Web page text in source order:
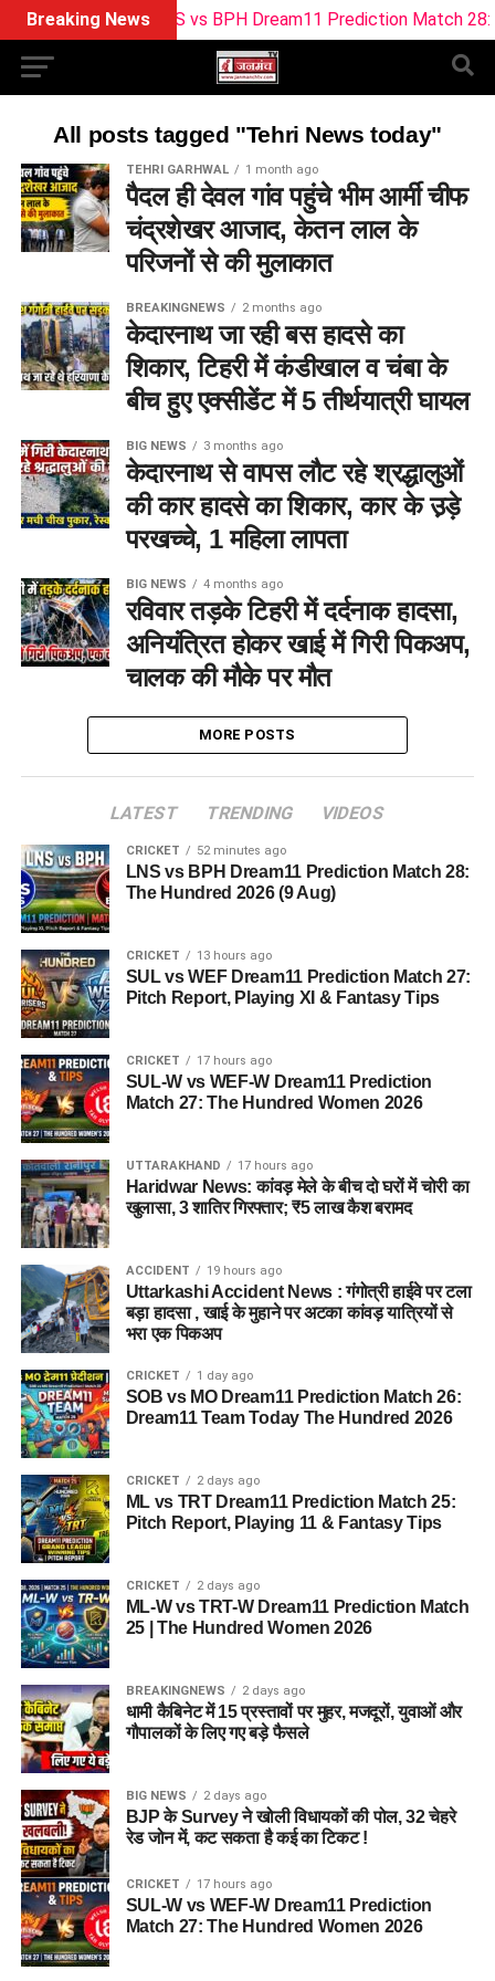
Breaking NewsLNS vs BPH Dream11 Prediction Match 28:
All posts tagged "Tehri News today"
TEHRI GARHWAL 1 month ago
पैदल ही देवल गांव पहुंचे भीम आर्मी चीफ
चंद्रशेखर आजाद, केतन लाल के
परिजनों से की मुलाकात
BREAKINGNEWS 2 months ago
केदारनाथ जा रही बस हादसे का
शिकार, टिहरी में कंडीखाल व चंबा के
बीच हुए एक्सीडेंट में 5 तीर्थयात्री घायल
BIG NEWS 3 months ago
केदारनाथ से वापस लौट रहे श्रद्धालुओं
की कार हादसे का शिकार, कार के उ़ड़े
परखच्चे, 1 महिला लापता
BIG NEWS 4 months ago
रविवार तड़के टिहरी में दर्दनाक हादसा,
अनियंत्रित होकर खाई में गिरी पिकअप,
चालक की मौके पर मौत
MORE POSTS
LATEST TRENDING VIDEOS
CRICKET 52 minutes ago
LNS vs BPH Dream11 Prediction Match 28:
The Hundred 2026 (9 Aug)
CRICKET 13 hours ago
SUL vs WEF Dream11 Prediction Match 27:
Pitch Report, Playing XI & Fantasy Tips
CRICKET 17 hours ago
SUL-W vs WEF-W Dream11 Prediction
Match 27: The Hundred Women 2026
UTTARAKHAND 17 hours ago
Haridwar News: कांवड़ मेले के बीच दो घरों में चोरी का
खुलासा, 3 शातिर गिरफ्तार; ₹5 लाख कैश बरामद
ACCIDENT 19 hours ago
Uttarkashi Accident News : गंगोत्री हाईवे पर टला
बड़ा हादसा , खाई के मुहाने पर अटका कांवड़ यात्रियों से
भरा एक पिकअप
CRICKET 1 day ago
SOB vs MO Dream11 Prediction Match 26:
Dream11 Team Today The Hundred 2026
CRICKET 2 days ago
ML vs TRT Dream11 Prediction Match 25:
Pitch Report, Playing 11 & Fantasy Tips
CRICKET 2 days ago
ML-W vs TRT-W Dream11 Prediction Match
25 | The Hundred Women 2026
BREAKINGNEWS 2 days ago
धामी कैबिनेट में 15 प्रस्तावों पर मुहर, मजदूरों, युवाओं और
गौपालकों के लिए गए बड़े फैसले
BIG NEWS 2 days ago
BJP के Survey ने खोली विधायकों की पोल, 32 चेहरे
रेड जोन में, कट सकता है कई का टिकट !
CRICKET 17 hours ago
SUL-W vs WEF-W Dream11 Prediction
Match 27: The Hundred Women 2026